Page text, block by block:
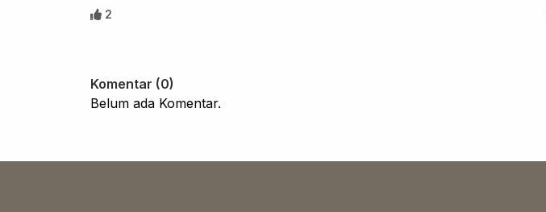
2
Komentar (0)
Belum ada Komentar.